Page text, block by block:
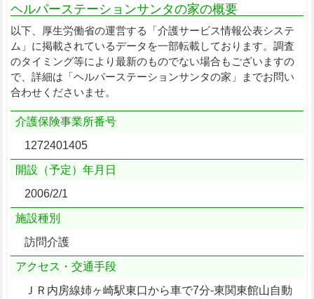
ヘルパーステーションサンタの家の概要
以下、厚生労働省の運営する「介護サービス情報公表システ
ム」に掲載されているデータを一部転載しております。調査
のタイミング等により最新のものでない場合もございますの
で、詳細は「ヘルパーステーションサンタの家」までお問い
合わせくださいませ。
介護保険事業所番号
1272401405
開設（予定）年月日
2006/2/1
施設種別
訪問介護
アクセス・交通手段
ＪＲ内房線姉ヶ崎駅東口から車で7分-東関東館山自動